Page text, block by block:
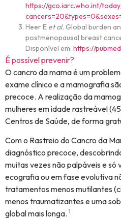
https://gco.iarc.who.int/
Heer E et al. Global burden
postmenopausal breast
Disponível em: https://
É possível prevenir?
O cancro da mama é um
exame clínico e a mamografia
precoce. A realização da
mulheres em idade rastreável
Centros de Saúde, de forma
Com o Rastreio do Cancro da
diagnóstico precoce,
muitas vezes não palpáveis e só
ecografia ou em fase evolutiva
tratamentos menos mutilantes
menos traumatizantes e uma
global mais longa. 1